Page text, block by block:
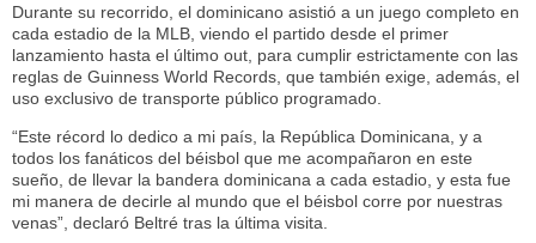
Durante su recorrido, el dominicano asistió a un juego completo en
cada estadio de la MLB, viendo el partido desde el primer
lanzamiento hasta el último out, para cumplir estrictamente con las
reglas de Guinness World Records, que también exige, además, el
uso exclusivo de transporte público programado.
“Este récord lo dedico a mi país, la República Dominicana, y a
todos los fanáticos del béisbol que me acompañaron en este
sueño, de llevar la bandera dominicana a cada estadio, y esta fue
mi manera de decirle al mundo que el béisbol corre por nuestras
venas”, declaró Beltré tras la última visita.